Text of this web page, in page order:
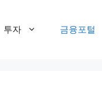
투자 금융포털